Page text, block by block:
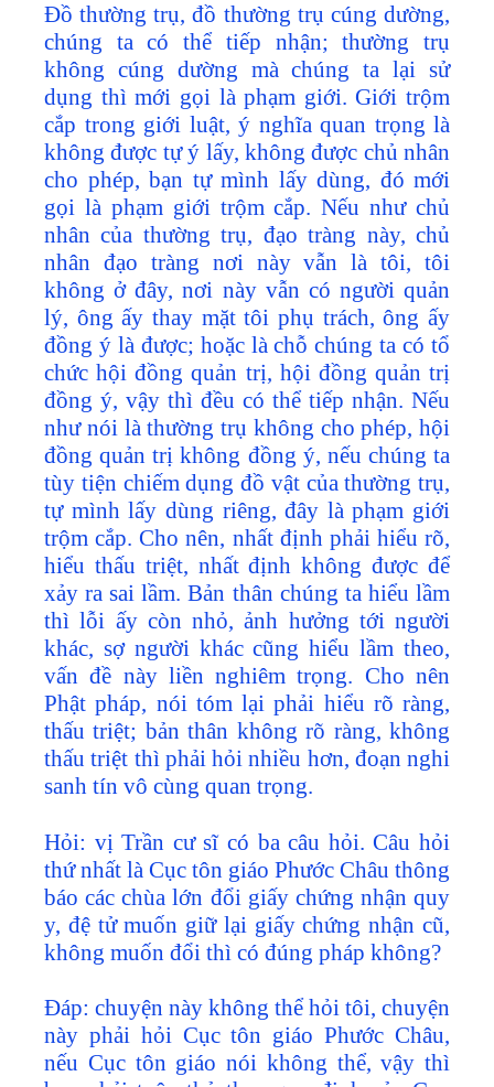
Đồ thường trụ, đồ thường trụ cúng dường,
chúng ta có thể tiếp nhận; thường trụ
không cúng dường mà chúng ta lại sử
dụng thì mới gọi là phạm giới. Giới trộm
cắp trong giới luật, ý nghĩa quan trọng là
không được tự ý lấy, không được chủ nhân
cho phép, bạn tự mình lấy dùng, đó mới
gọi là phạm giới trộm cắp. Nếu như chủ
nhân của thường trụ, đạo tràng này, chủ
nhân đạo tràng nơi này vẫn là tôi, tôi
không ở đây, nơi này vẫn có người quản
lý, ông ấy thay mặt tôi phụ trách, ông ấy
đồng ý là được; hoặc là chỗ chúng ta có tổ
chức hội đồng quản trị, hội đồng quản trị
đồng ý, vậy thì đều có thể tiếp nhận. Nếu
như nói là thường trụ không cho phép, hội
đồng quản trị không đồng ý, nếu chúng ta
tùy tiện chiếm dụng đồ vật của thường trụ,
tự mình lấy dùng riêng, đây là phạm giới
trộm cắp. Cho nên, nhất định phải hiểu rõ,
hiểu thấu triệt, nhất định không được để
xảy ra sai lầm. Bản thân chúng ta hiểu lầm
thì lỗi ấy còn nhỏ, ảnh hưởng tới người
khác, sợ người khác cũng hiểu lầm theo,
vấn đề này liền nghiêm trọng. Cho nên
Phật pháp, nói tóm lại phải hiểu rõ ràng,
thấu triệt; bản thân không rõ ràng, không
thấu triệt thì phải hỏi nhiều hơn, đoạn nghi
sanh tín vô cùng quan trọng.
Hỏi: vị Trần cư sĩ có ba câu hỏi. Câu hỏi
thứ nhất là Cục tôn giáo Phước Châu thông
báo các chùa lớn đổi giấy chứng nhận quy
y, đệ tử muốn giữ lại giấy chứng nhận cũ,
không muốn đổi thì có đúng pháp không?
Đáp: chuyện này không thể hỏi tôi, chuyện
này phải hỏi Cục tôn giáo Phước Châu,
nếu Cục tôn giáo nói không thể, vậy thì